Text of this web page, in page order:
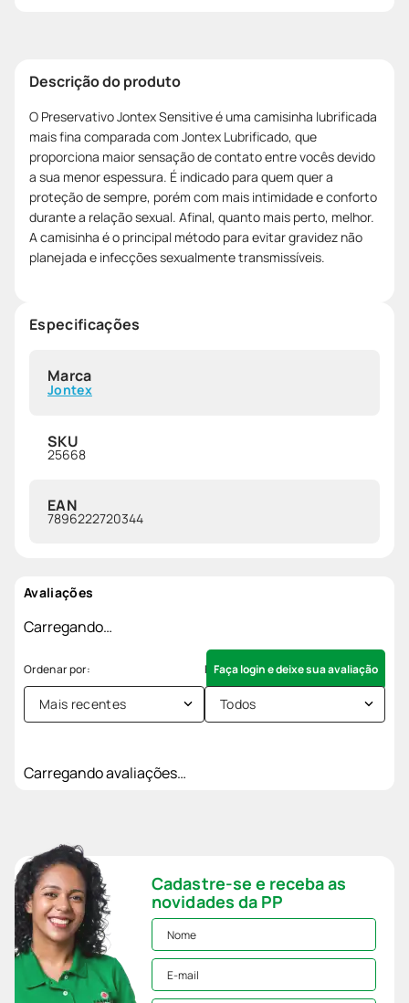
Descrição do produto
O Preservativo Jontex Sensitive é uma camisinha lubrificada
mais fina comparada com Jontex Lubrificado, que
proporciona maior sensação de contato entre vocês devido
a sua menor espessura. É indicado para quem quer a
proteção de sempre, porém com mais intimidade e conforto
durante a relação sexual. Afinal, quanto mais perto, melhor.
A camisinha é o principal método para evitar gravidez não
planejada e infecções sexualmente transmissíveis.
Especificações
Marca
Jontex
SKU
25668
EAN
7896222720344
Avaliações
Carregando…
Faça login e deixe sua avaliação
Mais recentes Todos
Carregando avaliações…
Cadastre-se e receba as
novidades da PP